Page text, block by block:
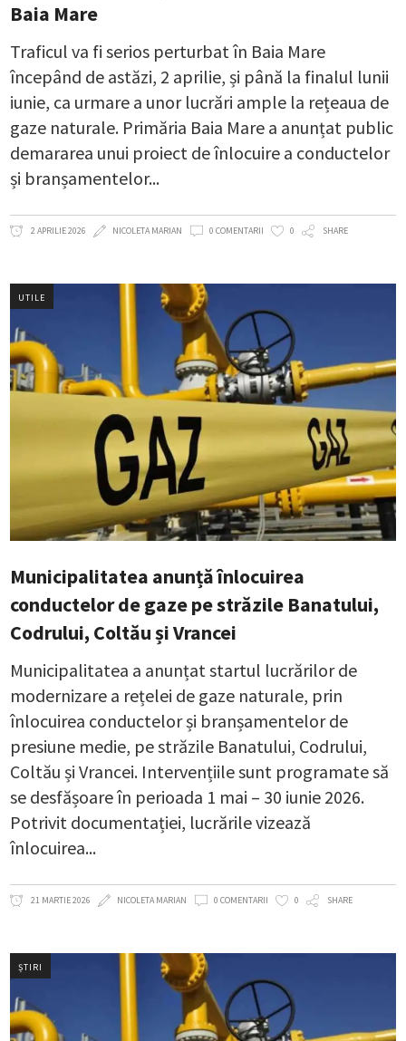
Baia Mare
Traficul va fi serios perturbat în Baia Mare
începând de astăzi, 2 aprilie, și până la finalul lunii
iunie, ca urmare a unor lucrări ample la rețeaua de
gaze naturale. Primăria Baia Mare a anunțat public
demararea unui proiect de înlocuire a conductelor
și branșamentelor
2 APRILIE 2026 NICOLETA MARIAN 0 COMENTARII 0 SHARE
UTILE
Municipalitatea anunță înlocuirea
conductelor de gaze pe străzile Banatului,
Codrului, Coltău și Vrancei
Municipalitatea a anunțat startul lucrărilor de
modernizare a rețelei de gaze naturale, prin
înlocuirea conductelor și branșamentelor de
presiune medie, pe străzile Banatului, Codrului,
Coltău și Vrancei. Intervențiile sunt programate să
se desfășoare în perioada 1 mai – 30 iunie 2026.
Potrivit documentației, lucrările vizează
înlocuirea
21 MARTIE 2026 NICOLETA MARIAN 0 COMENTARII 0 SHARE
ȘTIRI